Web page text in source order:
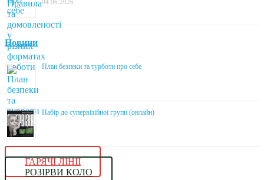
04.06.2026
Новини
План безпеки та турботи про себе
Набір до супервізійної групи (онлайн)
ГАРЯЧІ ЛІНІЇ
РОЗІРВИ КОЛО